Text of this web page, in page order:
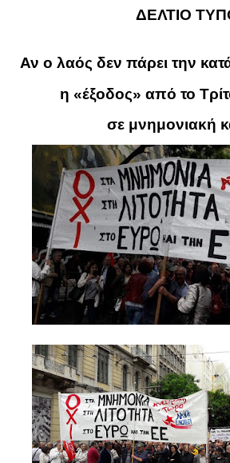
ΔΕΛΤΙΟ
Αν ο λαός δεν πάρει την
η «έξοδος» από το
σε μνημονιακή